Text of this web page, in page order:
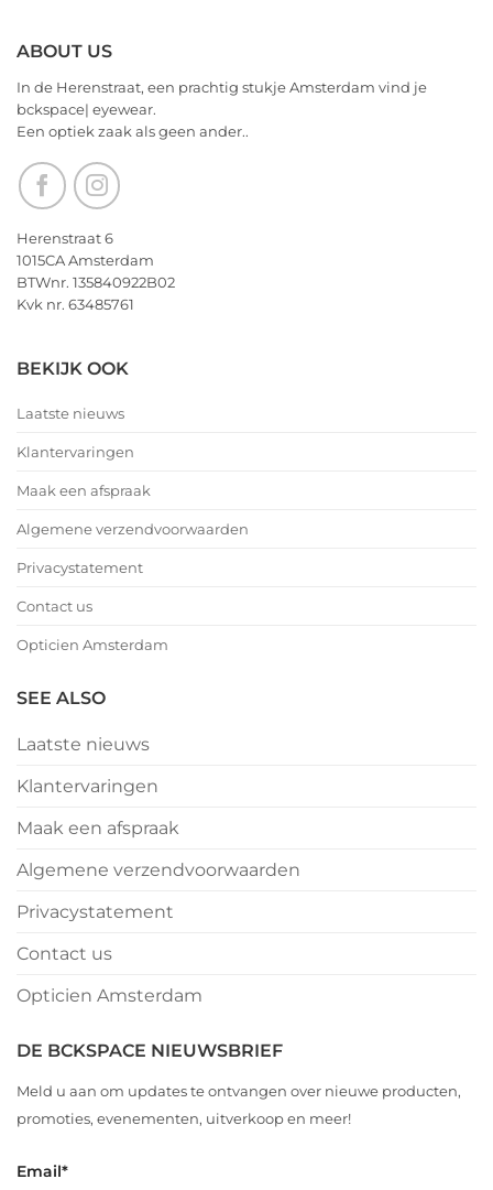
ABOUT US
In de Herenstraat, een prachtig stukje Amsterdam vind je
bckspace| eyewear.
Een optiek zaak als geen ander..
Herenstraat 6
1015CA Amsterdam
BTWnr. 135840922B02
Kvk nr. 63485761
BEKIJK OOK
Laatste nieuws
Klantervaringen
Maak een afspraak
Algemene verzendvoorwaarden
Privacystatement
Contact us
Opticien Amsterdam
SEE ALSO
Laatste nieuws
Klantervaringen
Maak een afspraak
Algemene verzendvoorwaarden
Privacystatement
Contact us
Opticien Amsterdam
DE BCKSPACE NIEUWSBRIEF
Meld u aan om updates te ontvangen over nieuwe producten,
promoties, evenementen, uitverkoop en meer!
Email*